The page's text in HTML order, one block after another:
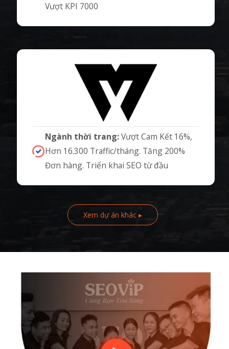
Vượt KPI 7000
Ngành thời trang:Vượt Cam Kết 16%,
Hơn 16.300 Traffic/tháng. Tăng 200%
Đơn hàng. Triển khai SEO từ đầu
Xem dự án khác ▸